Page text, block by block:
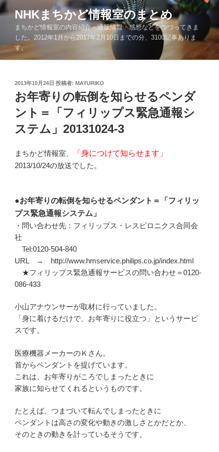
コ
ン
ツ
NHKまちかど情報室のまとめ
まちかど情報室の内容紹介・通販情報・感想などをつづってきま
した。2012年1月から2017年2月10日までの分、3100記事ありま
す。
投
稿
日:
2013年10月24日 投稿者: MAYURIKO
お年寄りの転倒を知らせるペンダ
ント＝「フィリップス緊急通報シ
ステム」20131024-3
まちかど情報室、
「身につけて知らせます」
2013/10/24の放送でした。
●お年寄りの転倒を知らせるペンダント＝「フィリッ
プス緊急通報システム」
・問い合わせ先：フィリップス・レスピロニクス合同会
社
Tel:0120-504-840
URL → http://www.hmservice.philips.co.jp/index.html
★フィリップス緊急通報サービスの問い合わせ＝0120-
086-433
小山アナウンサーが取材に行っていました。
「身に着けるだけで、お年寄りに役立つ」というサービ
スです。
医療機器メーカーのＫさん。
首からペンダントを提げています。
これは、お年寄りがころでしまったときに
家族に知らせてくれるというものです。
たとえば、つまづいて転んでしまったときに
ペンダントは高さの変化や動きの激しさとかだとか、
そのときの動きを計っているそうです。